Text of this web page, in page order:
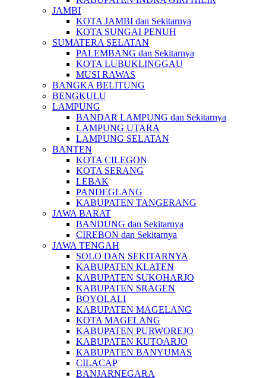
JAMBI
KOTA JAMBI dan Sekitarnya
KOTA SUNGAI PENUH
SUMATERA SELATAN
PALEMBANG dan Sekitarnya
KOTA LUBUKLINGGAU
MUSI RAWAS
BANGKA BELITUNG
BENGKULU
LAMPUNG
BANDAR LAMPUNG dan Sekitarnya
LAMPUNG UTARA
LAMPUNG SELATAN
BANTEN
KOTA CILEGON
KOTA SERANG
LEBAK
PANDEGLANG
KABUPATEN TANGERANG
JAWA BARAT
BANDUNG dan Sekitarnya
CIREBON dan Sekitarnya
JAWA TENGAH
SOLO DAN SEKITARNYA
KABUPATEN KLATEN
KABUPATEN SUKOHARJO
KABUPATEN SRAGEN
BOYOLALI
KABUPATEN MAGELANG
KOTA MAGELANG
KABUPATEN PURWOREJO
KABUPATEN KUTOARJO
KABUPATEN BANYUMAS
CILACAP
BANJARNEGARA